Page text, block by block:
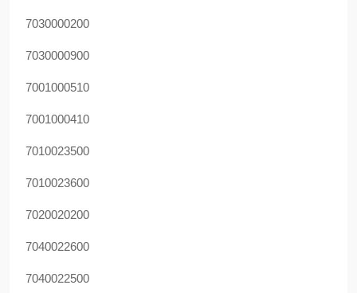
7030000200
7030000900
7001000510
7001000410
7010023500
7010023600
7020020200
7040022600
7040022500